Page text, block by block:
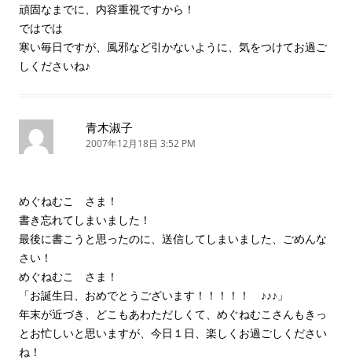
頑固なまでに、内容重視ですから！
ではでは
寒い毎日ですが、風邪など引かないように、気をつけてお過ご
しくださいね♪
青木淑子
2007年12月18日 3:52 PM
めぐねむこ さま！
書き忘れてしまいました！
最後に書こうと思ったのに、送信してしまいました、ごめんな
さい！
めぐねむこ さま！
「お誕生日、おめでとうございます！！！！！ ♪♪♪」
年末が近づき、どこもあわただしくて、めぐねむこさんもきっ
とお忙しいと思いますが、今日１日、楽しくお過ごしください
ね！